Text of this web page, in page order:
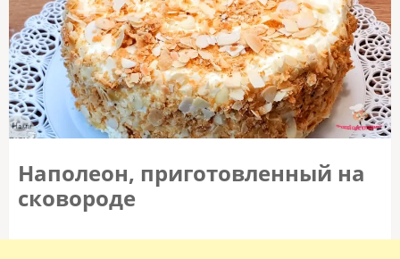
Наполеон, приготовленный на
сковороде